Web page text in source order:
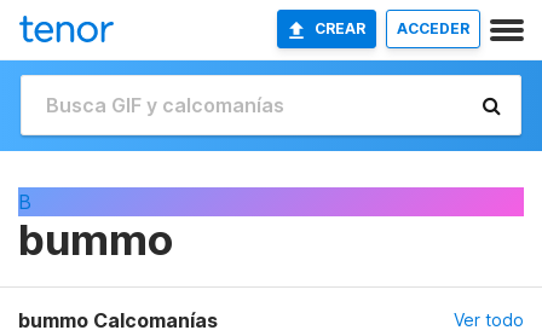
CREAR ACCEDER
B
bummo
bummo Calcomanías Ver todo